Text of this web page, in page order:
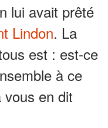
lui avait prêté
Lindon. La
est : est-ce
à ce
en dit